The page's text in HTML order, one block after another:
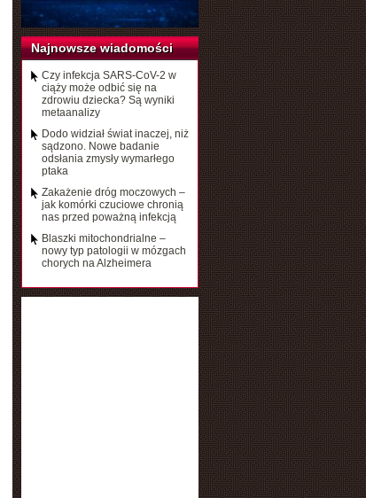
Najnowsze wiadomości
Czy infekcja SARS-CoV-2 w
ciąży może odbić się na
zdrowiu dziecka? Są wyniki
metaanalizy
Dodo widział świat inaczej, niż
sądzono. Nowe badanie
odsłania zmysły wymarłego
ptaka
Zakażenie dróg moczowych –
jak komórki czuciowe chronią
nas przed poważną infekcją
Blaszki mitochondrialne –
nowy typ patologii w mózgach
chorych na Alzheimera